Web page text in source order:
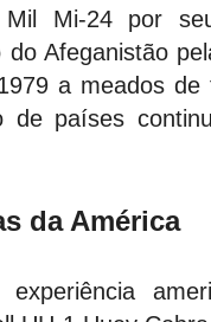
Mi-24 por
Afeganistão
a meados
de países
da América
experiência